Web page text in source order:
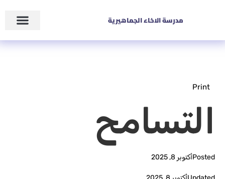
مدرسة الاخاء الجماهيرية
Print
التسامح
Postedأكتوبر 8, 2025